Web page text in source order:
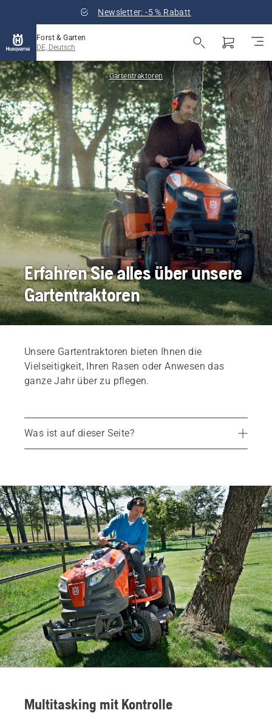
Newsletter: -5 % Rabatt
Forst & Garten
DE, Deutsch
Gartentraktoren
Erfahren Sie alles über unsere
Gartentraktoren
Unsere Gartentraktoren bieten Ihnen die
Vielseitigkeit, Ihren Rasen oder Anwesen das
ganze Jahr über zu pflegen.
Was ist auf dieser Seite?
Empfohlene Geräte
Services
Ersatzteile und Zubehör
Einen Händler in Ihrer Nähe finden
Multitasking mit Kontrolle